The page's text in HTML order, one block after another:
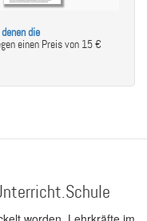
die
einen Preis von 15 €